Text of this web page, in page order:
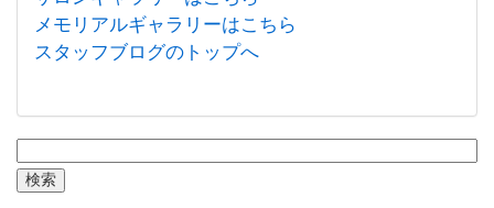
メモリアルギャラリーはこちら
スタッフブログのトップへ
検
索: